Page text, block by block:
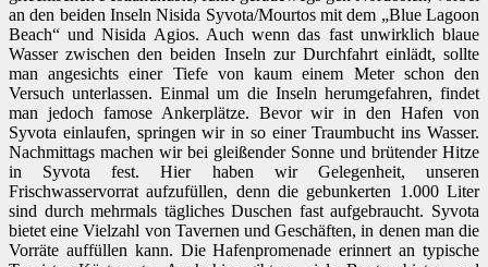
an den beiden Inseln Nisida Syvota/Mourtos mit dem „Blue Lagoon
Beach“ und Nisida Agios. Auch wenn das fast unwirklich blaue
Wasser zwischen den beiden Inseln zur Durchfahrt einlädt, sollte
man angesichts einer Tiefe von kaum einem Meter schon den
Versuch unterlassen. Einmal um die Inseln herumgefahren, findet
man jedoch famose Ankerplätze. Bevor wir in den Hafen von
Syvota einlaufen, springen wir in so einer Traumbucht ins Wasser.
Nachmittags machen wir bei gleißender Sonne und brütender Hitze
in Syvota fest. Hier haben wir Gelegenheit, unseren
Frischwasservorrat aufzufüllen, denn die gebunkerten 1.000 Liter
sind durch mehrmals tägliches Duschen fast aufgebraucht. Syvota
bietet eine Vielzahl von Tavernen und Geschäften, in denen man die
Vorräte auffüllen kann. Die Hafenpromenade erinnert an typische